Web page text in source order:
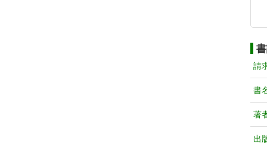
請
書
著
出